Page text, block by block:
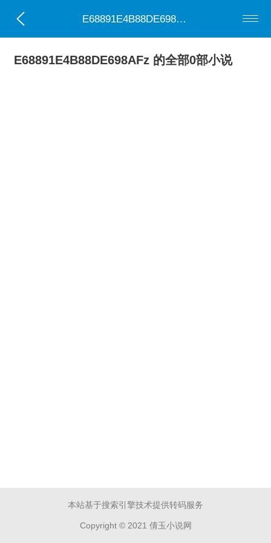
E68891E4B88DE698AFz
E68891E4B88DE698AFz 的全部0部小说
本站基于搜索引擎技术提供转码服务
Copyright © 2021 倩玉小说网